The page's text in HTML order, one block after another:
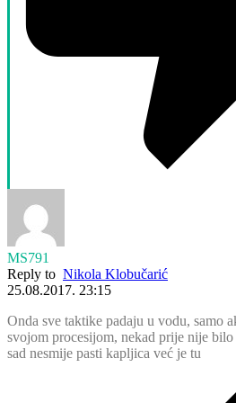
MS791
Reply to Nikola Klobučarić
25.08.2017. 23:15
Onda sve taktike padaju u vodu, samo
svojom procesijom, nekad prije nije
sad nesmije pasti kapljica već je tu